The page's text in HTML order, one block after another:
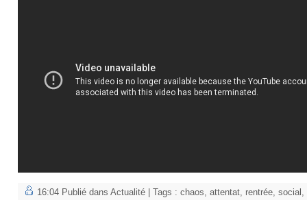
16:04 Publié dans Actualité | Tags : chaos, attentat, rentrée, social ,